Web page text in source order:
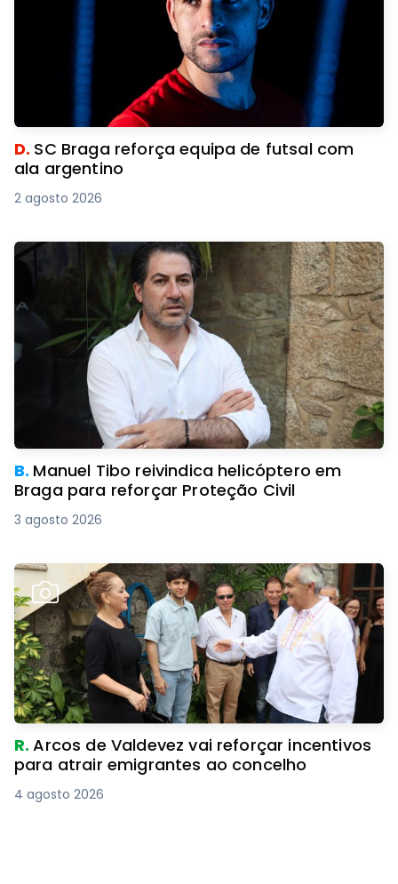
D. SC Braga reforça equipa de futsal com
ala argentino
2 agosto 2026
B. Manuel Tibo reivindica helicóptero em
Braga para reforçar Proteção Civil
3 agosto 2026
R.Arcos de Valdevez vai reforçar incentivos
para atrair emigrantes ao concelho
4 agosto 2026